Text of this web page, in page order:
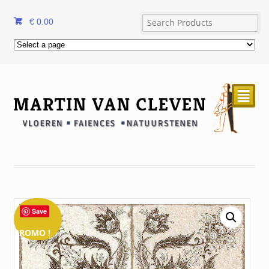
€ 0.00
²
PROMO !
Save